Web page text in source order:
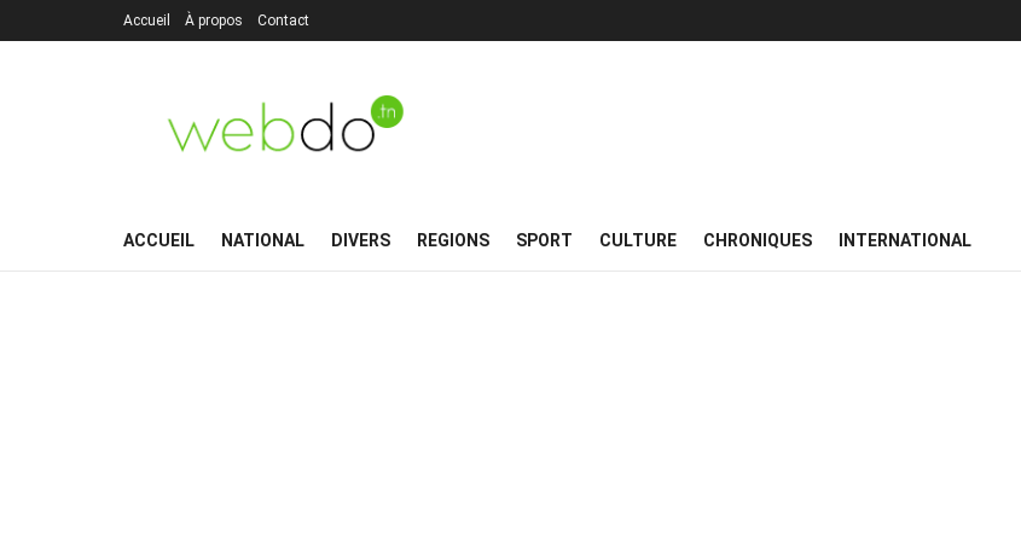
Accueil À propos Contact
ACCUEIL NATIONAL DIVERS REGIONS SPORT CULTURE CHRONIQUES INTERNATIONAL